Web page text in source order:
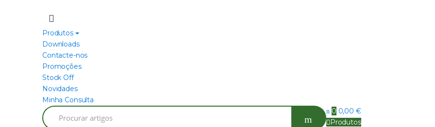
Produtos
Downloads
Contacte-nos
Promoções
Stock Off
Novidades
Minha Consulta
Search
for:
0 0,00 €
Produtos